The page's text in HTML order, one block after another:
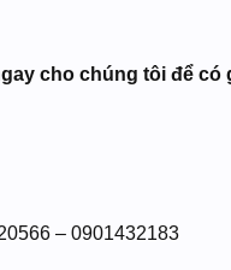
cho chúng tôi để có
– 0901432183